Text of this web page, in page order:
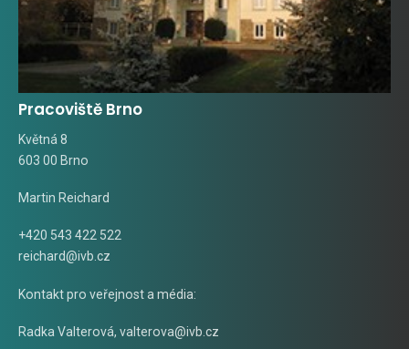
Pracoviště Brno
Květná 8
603 00 Brno
Martin Reichard
+420 543 422 522
reichard@ivb.cz
Kontakt pro veřejnost a média:
Radka Valterová, valterova@ivb.cz